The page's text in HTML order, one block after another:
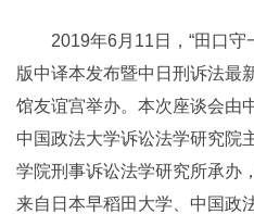
2019年6月11日，“田口守
版中译本发布暨中日刑诉法最
馆友谊宫举办。本次座谈会由
中国政法大学诉讼法学研究院
学院刑事诉讼法学研究所承办
来自日本早稻田大学、中国政